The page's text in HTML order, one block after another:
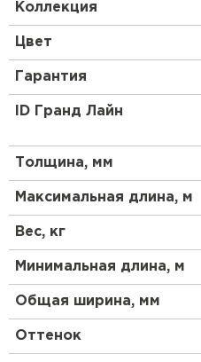
Коллекция
Цвет
Гарантия
ID Гранд Лайн
Толщина, мм
Максимальная длина, м
Вес, кг
Минимальная длина, м
Общая ширина, мм
Оттенок